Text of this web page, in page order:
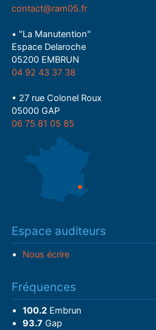
contact@ram05.fr
• "La Manutention"
Espace Delaroche
05200 EMBRUN
04 92 43 37 38
• 27 rue Colonel Roux
05000 GAP
06 75 81 05 85
Espace auditeurs
Nous écrire
Fréquences
100.2Embrun
93.7 Gap